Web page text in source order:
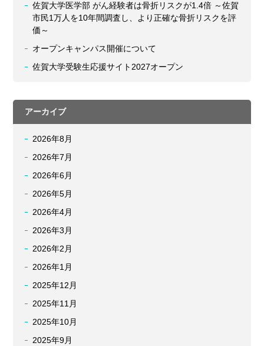
佐賀大学医学部 がん経験者は骨折リスクが1.4倍 ～佐賀
市民1万人を10年間調査し、より正確な骨折リスクを評
価～
オープンキャンパス開催について
佐賀大学受験生応援サイト2027オープン
アーカイブ
2026年8月
2026年7月
2026年6月
2026年5月
2026年4月
2026年3月
2026年2月
2026年1月
2025年12月
2025年11月
2025年10月
2025年9月